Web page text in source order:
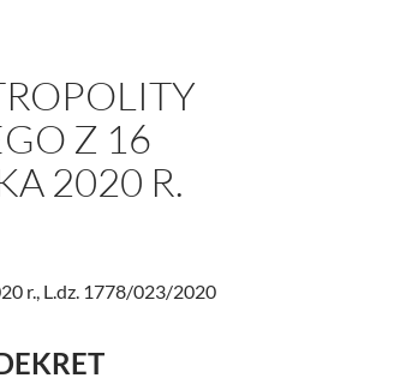
Z 16
2020 R.
r., L.dz. 1778/023/2020